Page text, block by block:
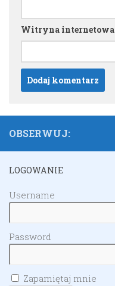
Witryna internetowa
OBSERWUJ:
LOGOWANIE
Username
Password
Zapamiętaj mnie